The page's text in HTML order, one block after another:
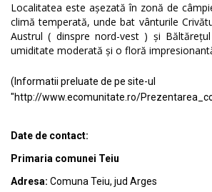
Localitatea este așezată în zonă de
climă temperată, unde bat vânturile
Austrul ( dinspre nord-vest ) și
umiditate moderată și o floră
(Informatii preluate de pe site-ul
"http://www.ecomunitate.ro/
Date de contact:
Primaria comunei Teiu
Adresa: Comuna Teiu, jud Arges